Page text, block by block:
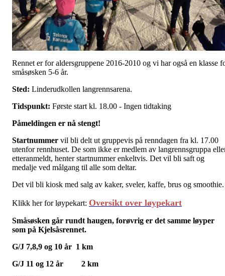
Rennet er for aldersgruppene 2016-2010 og vi har også en klasse
småsøsken 5-6 år.
Sted: Linderudkollen langrennsarena.
Tidspunkt: Første start kl. 18.00 - Ingen tidtaking
Påmeldingen er nå stengt!
Startnummer vil bli delt ut gruppevis på renndagen fra kl. 17.00
utenfor rennhuset. De som ikke er medlem av langrennsgruppa
etteranmeldt, henter startnummer enkeltvis. Det vil bli saft og
medalje ved målgang til alle som deltar.
Det vil bli kiosk med salg av kaker, sveler, kaffe, brus og smoothie.
Klikk her for løypekart: Oversikt over løypekart
Småsøsken går rundt haugen, forøvrig er det samme løyper
som på Kjelsåsrennet.
G/J 7,8,9 og 10 år 1 km
G/J 11 og 12 år 2 km